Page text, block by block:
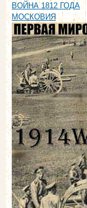
ВОЙНА 1812 ГОДА
МОСКОВИЯ